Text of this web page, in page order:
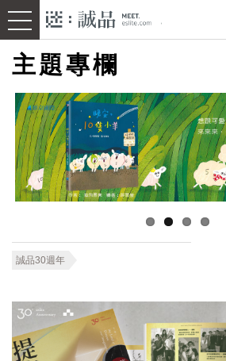
主題專欄
誠品30週年